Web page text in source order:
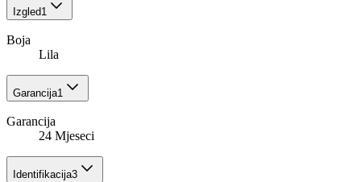
Izgled1
Boja
Lila
Garancija1
Garancija
24 Mjeseci
Identifikacija3